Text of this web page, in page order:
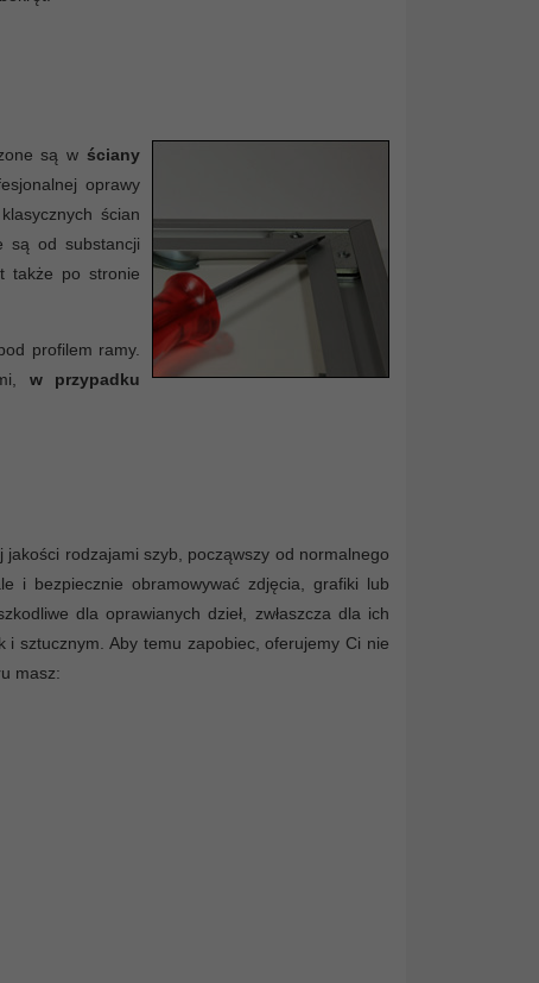
są w ściany
oprawy
ścian
są od substancji
także po stronie
profilem ramy.
w przypadku
rodzajami szyb, począwszy od normalnego
i bezpiecznie obramowywać zdjęcia, grafiki lub
dla oprawianych dzieł, zwłaszcza dla ich
sztucznym. Aby temu zapobiec, oferujemy Ci nie
masz: